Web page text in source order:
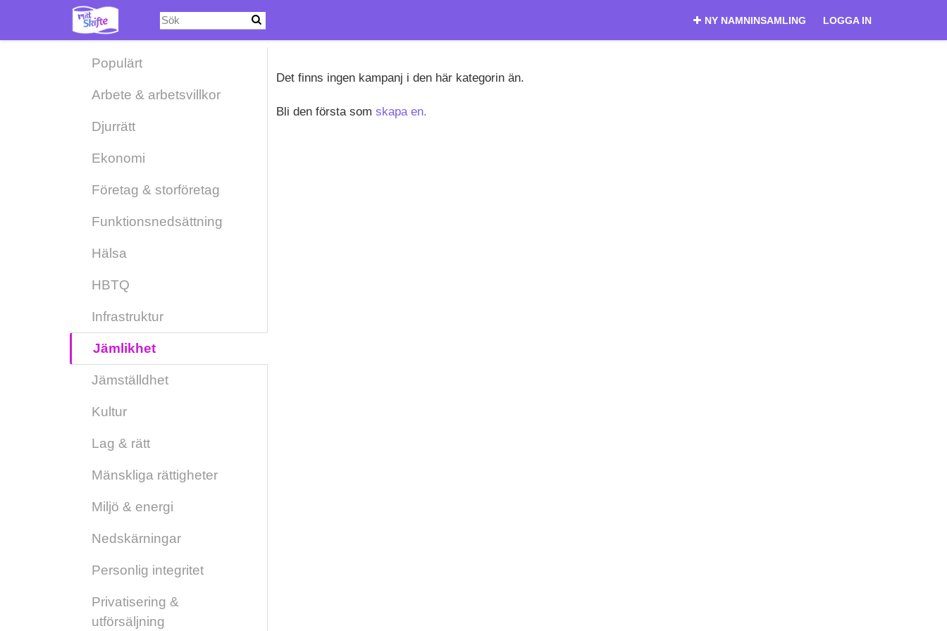
huvudinnehåll
NY NAMNINSAMLING LOGGA IN
Populärt
Arbete & arbetsvillkor
Djurrätt
Ekonomi
Företag & storföretag
Funktionsnedsättning
Hälsa
HBTQ
Infrastruktur
Jämlikhet
Jämställdhet
Kultur
Lag & rätt
Mänskliga rättigheter
Miljö & energi
Nedskärningar
Personlig integritet
Privatisering &
utförsäljning
Det finns ingen kampanj i den här kategorin än.
Bli den första som skapa en.